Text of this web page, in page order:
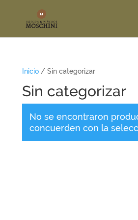
Inicio/ Sin categorizar
Sin categorizar
No se encontraron
concuerden con la